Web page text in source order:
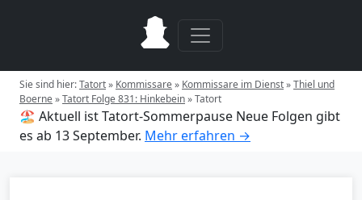
Sie sind hier:Tatort» Kommissare» Kommissare im Dienst»Thiel und
Boerne»Tatort Folge 831: Hinkebein»Tatort
🏖️ Aktuell ist Tatort-Sommerpause Neue Folgen gibt
es ab 13 September. Mehr erfahren →